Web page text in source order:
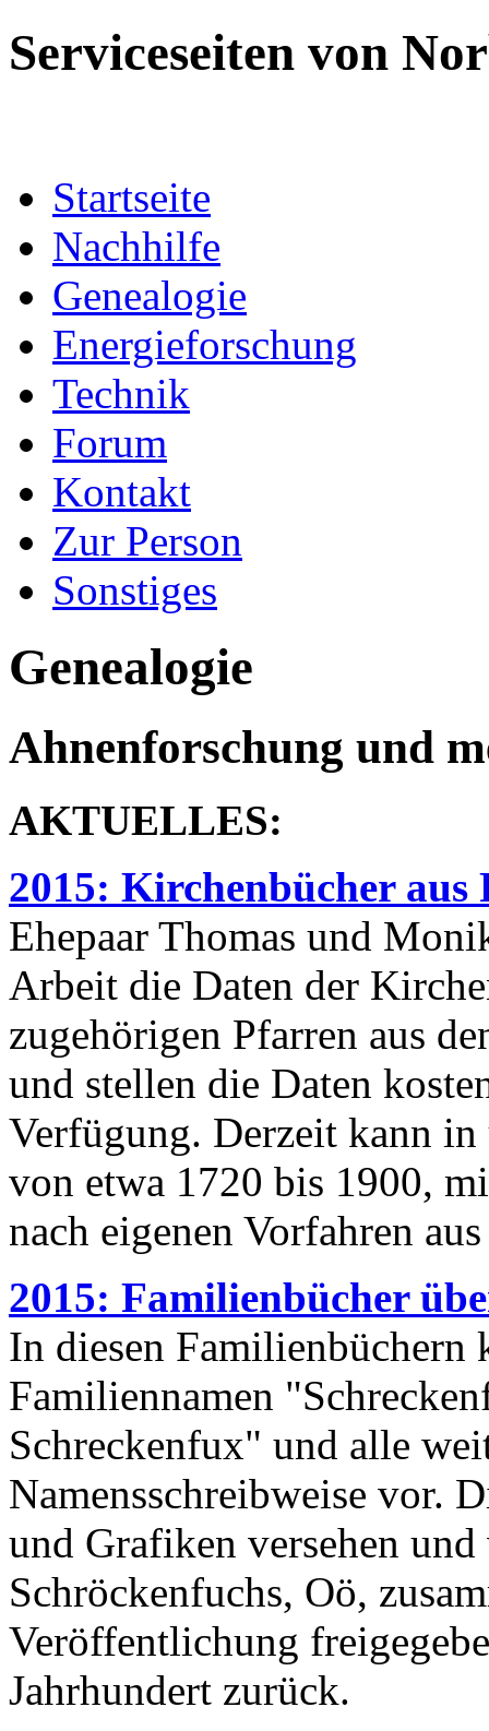
Serviceseiten von
Startseite
Nachhilfe
Genealogie
Energieforschung
Technik
Forum
Kontakt
Zur Person
Sonstiges
Genealogie
Ahnenforschung und
AKTUELLES:
2015: Kirchenbücher
Ehepaar Thomas und
Arbeit die Daten der
zugehörigen Pfarren aus
und stellen die Daten
Verfügung. Derzeit kann in
von etwa 1720 bis 1900,
nach eigenen Vorfahren
2015: Familienbücher
In diesen Familienbüchern
Familiennamen
Schreckenfux" und alle
Namensschreibweise vor.
und Grafiken versehen
Schröckenfuchs, Oö,
Veröffentlichung
Jahrhundert zurück.